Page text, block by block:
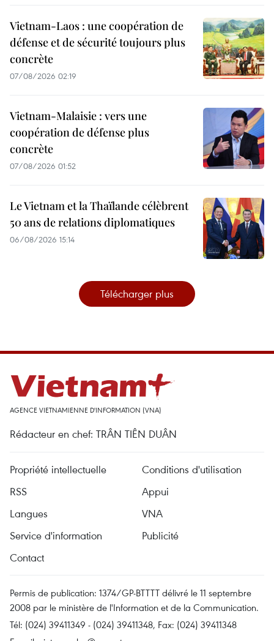
Vietnam-Laos : une coopération de
défense et de sécurité toujours plus
concrète
07/08/2026 02:19
Vietnam-Malaisie : vers une
coopération de défense plus
concrète
07/08/2026 01:52
Le Vietnam et la Thaïlande célèbrent
50 ans de relations diplomatiques
06/08/2026 15:14
Télécharger plus
AGENCE VIETNAMIENNE D'INFORMATION (VNA)
Rédacteur en chef: TRÂN TIÊN DUÂN
Propriété intellectuelle
Conditions d'utilisation
RSS
Appui
Langues
VNA
Service d'information
Publicité
Contact
Permis de publication: 1374/GP-BTTTT délivré le 11 septembre
2008 par le ministère de l'Information et de la Communication.
Tél: (024) 39411349 - (024) 39411348, Fax: (024) 39411348